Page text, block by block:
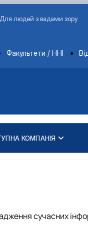
Для людей з вадами зору
Факультети / ННІ
КОМПАНІЯ
сучасних